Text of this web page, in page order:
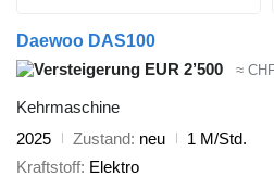
Daewoo DAS100
EUR 2’500
≈
Kehrmaschine
2025
Zustand neu
1 M/Std.
Kraftstoff Elektro